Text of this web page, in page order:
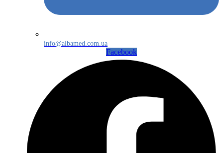
info@albamed.com.ua
Facebook